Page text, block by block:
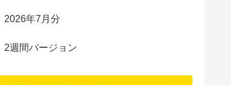
2026年7月分
2週間バージョン